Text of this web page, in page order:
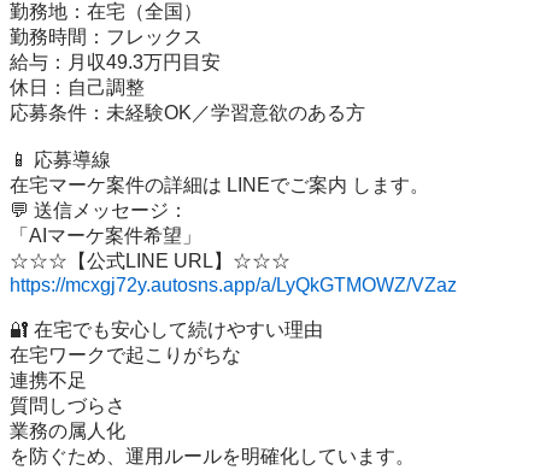
勤務地：在宅（全国）
勤務時間：フレックス
給与：月収49.3万円目安
休日：自己調整
応募条件：未経験OK／学習意欲のある方
📱 応募導線
在宅マーケ案件の詳細は LINEでご案内 します。
💬 送信メッセージ：
「AIマーケ案件希望」
https://mcxgj72y.autosns.app/a/LyQkGTMOWZ/VZaz
🔐 在宅でも安心して続けやすい理由
在宅ワークで起こりがちな
連携不足
質問しづらさ
業務の属人化
を防ぐため、運用ルールを明確化しています。